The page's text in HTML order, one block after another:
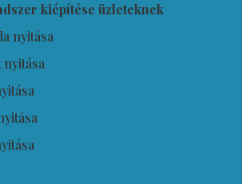
kiépítése üzleteknek
nyitása